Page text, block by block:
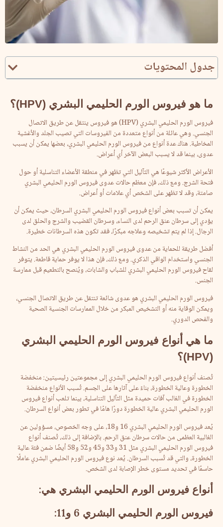
جدول المحتويات
ما هو فيروس الورم الحليمي البشري (HPV) ؟
فيروس الورم الحليمي البشري (HPV) هو فيروس ينتقل عن طريق الاتصال
الجنسي. وهي عائلة من أنواع متعددة من الفيروسات التي تصيب الجلد والأغشية
المخاطية. هناك عدة أنواع من فيروس الورم الحليمي البشري، بعضها يمكن أن يسبب
عدوى، بينما قد لا يسبب البعض الآخر أي أعراض.
الأعراض الأكثر شيوعًا هي الثآليل التي تظهر في منطقة الأعضاء التناسلية أو حول
فتحة الشرج. ومع ذلك، فإن معظم حالات عدوى فيروس الورم الحليمي البشري
صامتة، وقد لا تظهر على الشخص أي علامات أو أعراض.
يمكن أن تسبب بعض أنواع فيروس الورم الحليمي البشري السرطان، حيث يمكن أن
يؤدي إلى سرطان عنق الرحم لدى النساء، وسرطان القضيب والشرج والحلق لدى
الرجال. إذا لم يتم تشخيصه وعلاجه مبكرًا، فقد تكون هذه السرطانات خطيرة.
أفضل طريقة للحماية من عدوى فيروس الورم الحليمي البشري هي الحد من النشاط
الجنسي واستخدام الواقي الذكري. ومع ذلك، فإن هذا لا يوفر حماية قاطعة. يتوفر
لقاح فيروس الورم الحليمي البشري للشباب والشابات، ويُنصح بالتطعيم قبل ممارسة
الجنس.
فيروس الورم الحليمي البشري هو عدوى شائعة تنتقل عن طريق الاتصال الجنسي،
ويمكن الوقاية منه أو التشخيص المبكر من خلال الممارسات الجنسية الصحية
والفحص الدوري.
ما هي أنواع فيروس الورم الحليمي البشري
(HPV)
؟
تُصنف أنواع فيروس الورم الحليمي البشري إلى مجموعتين رئيسيتين: منخفضة
الخطورة وعالية الخطورة، بناءً على آثارها على الجسم. تُسبب الأنواع منخفضة
الخطورة في الغالب آفات حميدة مثل الثآليل التناسلية، بينما تلعب أنواع فيروس
الورم الحليمي البشري عالية الخطورة دورًا هامًا في تطور بعض أنواع السرطان.
يُعد فيروس الورم الحليمي البشري 16 و18، على وجه الخصوص، مسؤولين عن
الغالبية العظمى من حالات سرطان عنق الرحم. بالإضافة إلى ذلك، تُصنف أنواع
فيروس الورم الحليمي البشري مثل 31 و33 و45 و52 و58 أيضًا ضمن فئة عالية
الخطورة، والتي قد تُسبب السرطان. يُعد نوع فيروس الورم الحليمي البشري عاملًا
حاسمًا في تحديد مستوى خطر الإصابة لدى الشخص.
أنواع فيروس الورم الحليمي البشري هي:
فيروس الورم الحليمي البشري و11: